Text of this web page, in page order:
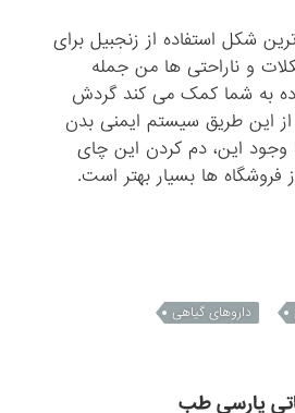
شکل استفاده از زنجبیل برای
و ناراحتی ها من جمله
به شما کمک می کند گردش
این طریق سیستم ایمنی بدن
وجود این، دم کردن این چای
فروشگاه ها بسیار بهتر است.
داروهای گیاهی
پارسی طب